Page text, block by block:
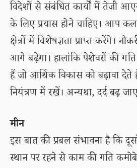
विदेशों से संबंधित कार्यों में तेजी
के लिए प्रयास होने चाहिए। आप
क्षेत्रों में विशेषज्ञता प्राप्त करेंगे।
आगे बढ़ेगा। हालांकि पेशेवरों की गति
हैं जो आर्थिक विकास को बढ़ावा देते
नियंत्रण में रखें। अन्यथा, दर्द बढ़
मीन
इस बात की प्रबल संभावना है कि
स्थान पर रहने से काम की गति